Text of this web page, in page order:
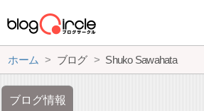
ホーム ブログ Shuko Sawahata
ブログ情報